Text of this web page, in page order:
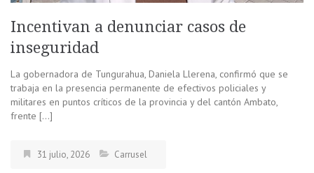
Incentivan a denunciar casos de
inseguridad
La gobernadora de Tungurahua, Daniela Llerena, confirmó que se
trabaja en la presencia permanente de efectivos policiales y
militares en puntos críticos de la provincia y del cantón Ambato,
frente […]
31 julio, 2026 Carrusel